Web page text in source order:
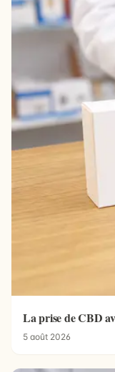
La prise de CBD
5 août 2026